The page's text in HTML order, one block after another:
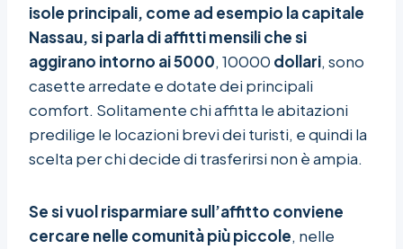
isole principali, come ad esempio la capitale
Nassau, si parla di affitti mensili che si
aggirano intorno ai 5000, 10000 dollari, sono
casette arredate e dotate dei principali
comfort. Solitamente chi affitta le abitazioni
predilige le locazioni brevi dei turisti, e quindi la
scelta per chi decide di trasferirsi non è ampia.
Se si vuol risparmiare sull’affitto conviene
cercare nelle comunità più piccole, nelle